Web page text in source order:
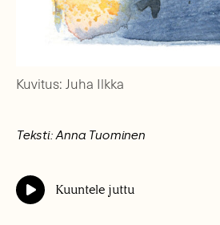
Kuvitus: Juha Ilkka
Teksti: Anna Tuominen
Kuuntele juttu